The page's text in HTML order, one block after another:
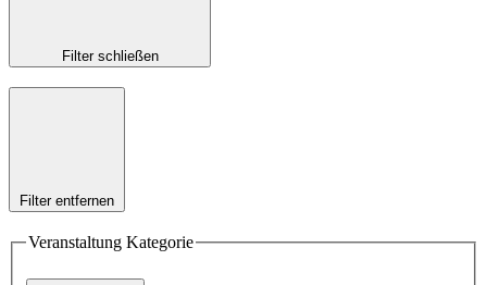
Filter schließen
Filter entfernen
Veranstaltung Kategorie